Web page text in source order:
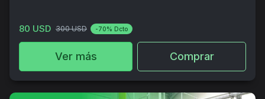
80 USD 300 USD -70% Dcto
Ver más Comprar